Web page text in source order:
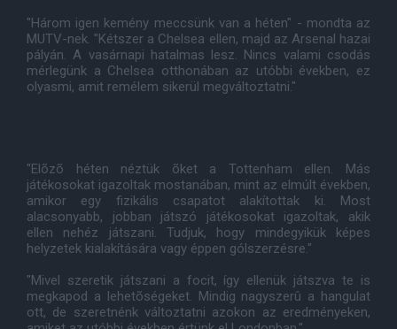
"Három igen kemény meccsünk van a héten" - mondta az
MUTV-nek. "Kétszer a Chelsea ellen, majd az Arsenal hazai
pályán. A vasárnapi hatalmas lesz. Nincs valami csodás
mérlegünk a Chelsea otthonában az utóbbi években, ez
olyasmi, amit remélem sikerül megváltoztatni."
"Elõzõ héten néztük õket a Tottenham ellen. Más
játékosokat igazoltak mostanában, mint az elmúlt években,
amikor egy fizikális csapatot alakítottak ki. Most
alacsonyabb, jobban játszó játékosokat igazoltak, akik
ellen nehéz játszani. Tudjuk, hogy mindegyikük képes
helyzetek kialakítására vagy éppen gólszerzésre."
"Mivel szeretik játszani a focit, így ellenük játszva te is
megkapod a lehetõségeket. Mindig nagyszerû a hangulat
ott, de szeretnénk változtatni azokon az eredményeken,